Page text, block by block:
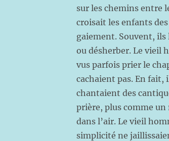
sur les chemins entre
croisait les enfants
gaiement. Souvent,
ou désherber. Le vieil
vus parfois prier le
cachaient pas. En fait,
chantaient des
prière, plus comme un
dans l’air. Le vieil
simplicité ne